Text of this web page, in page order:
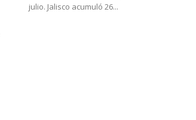
julio. Jalisco acumuló 26...